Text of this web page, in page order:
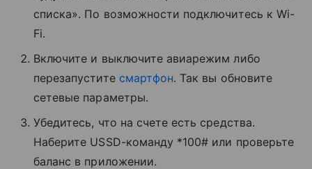
списка». По возможности подключитесь к Wi-
Fi.
Включите и выключите авиарежим либо
перезапустите смартфон. Так вы обновите
сетевые параметры.
Убедитесь, что на счете есть средства.
Наберите USSD-команду *100# или проверьте
баланс в приложении.